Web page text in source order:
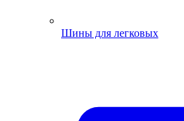
Шины для легковых